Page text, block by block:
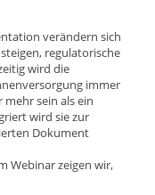
verändern sich
regulatorische
wird die
immer
sein als ein
wird sie zur
Dokument
Webinar zeigen wir,